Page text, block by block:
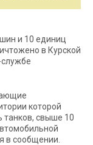
и 10 единиц
в Курской
которой
танков, свыше 10
в сообщении.